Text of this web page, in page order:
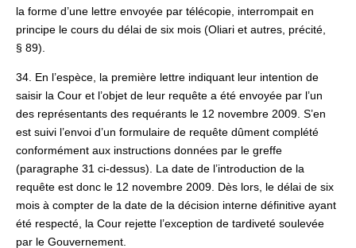
la forme d’une lettre envoyée par télécopie, interrompait en
principe le cours du délai de six mois (Oliari et autres, précité,
§ 89).
34. En l’espèce, la première lettre indiquant leur intention de
saisir la Cour et l’objet de leur requête a été envoyée par l’un
des représentants des requérants le 12 novembre 2009. S’en
est suivi l’envoi d’un formulaire de requête dûment complété
conformément aux instructions données par le greffe
(paragraphe 31 ci-dessus). La date de l’introduction de la
requête est donc le 12 novembre 2009. Dès lors, le délai de six
mois à compter de la date de la décision interne définitive ayant
été respecté, la Cour rejette l’exception de tardiveté soulevée
par le Gouvernement.